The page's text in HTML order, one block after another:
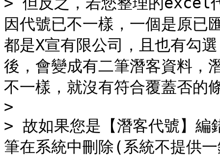
因代號已不一樣，一個是原已
都是X宣有限公司，且也有勾
後，會變成有二筆潛客資料，
不一樣，就沒有符合覆蓋否的
>
> 故如果您是【潛客代號】編
筆在系統中刪除(系統不提供